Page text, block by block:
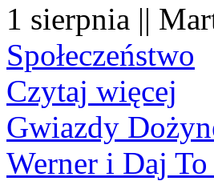
1 sierpnia ||
Społeczeństwo
Czytaj więcej
Gwiazdy
Werner i Daj To